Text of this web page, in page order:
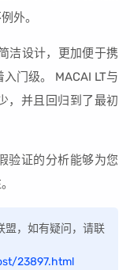
外。
洁设计，更加便于携
门级。 MACAI LT与
，并且回归到了最初
验证的分析能够为您
盟，如有疑问，请联
23897.html